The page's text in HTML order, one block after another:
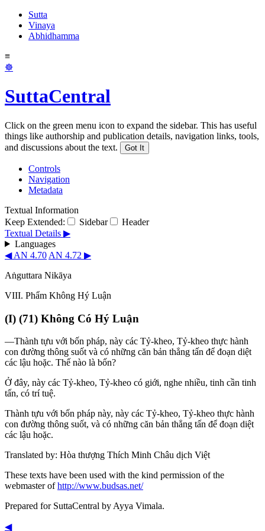
Sutta
Vinaya
Abhidhamma
≡
☸
SuttaCentral
Click on the green menu icon to expand the sidebar. This has useful
things like authorship and publication details, navigation links, tools,
and discussions about the text.
Got It
Controls
Navigation
Metadata
Textual Information
Keep Extended:
Sidebar
Header
Textual Details ▶
Languages
◀ AN 4.70 AN 4.72 ▶
Aṅguttara Nikāya
VIII. Phẩm Không Hý Luận
(I) (71) Không Có Hý Luận
—Thành tựu với bốn pháp, này các Tỷ-kheo, Tỷ-kheo thực hành
con đường thông suốt và có những căn bản thẳng tấn để đoạn diệt
các lậu hoặc. Thế nào là bốn?
Ở đây, này các Tỷ-kheo, Tỷ-kheo có giới, nghe nhiều, tinh cần tinh
tấn, có trí tuệ.
Thành tựu với bốn pháp này, này các Tỷ-kheo, Tỷ-kheo thực hành
con đường thông suốt, và có những căn bản thẳng tấn để đoạn diệt
các lậu hoặc.
Translated by: Hòa thượng Thích Minh Châu dịch Việt
These texts have been used with the kind permission of the
webmaster ofhttp://www.budsas.net/
Prepared for SuttaCentral by Ayya Vimala.
◀